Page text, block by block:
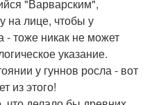
"Варварским",
на лице, чтобы у
- тоже никак не может
указание.
у гуннов росла - вот
из этого!